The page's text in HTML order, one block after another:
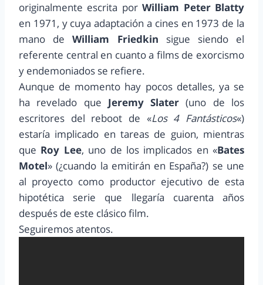
originalmente escrita porWilliam Peter Blatty
en 1971, y cuya adaptación a cines en 1973 de la
mano deWilliam Friedkin sigue siendo el
referente central en cuanto a films de exorcismo
y endemoniados se refiere.
Aunque de momento hay pocos detalles, ya se
ha revelado que Jeremy Slater (uno de los
escritores del reboot de «Los 4 Fantásticos«)
estaría implicado en tareas de guion, mientras
que Roy Lee, uno de los implicados en «Bates
Motel» (¿cuando la emitirán en España?) se une
al proyecto como productor ejecutivo de esta
hipotética serie que llegaría cuarenta años
después de este clásico film.
Seguiremos atentos.